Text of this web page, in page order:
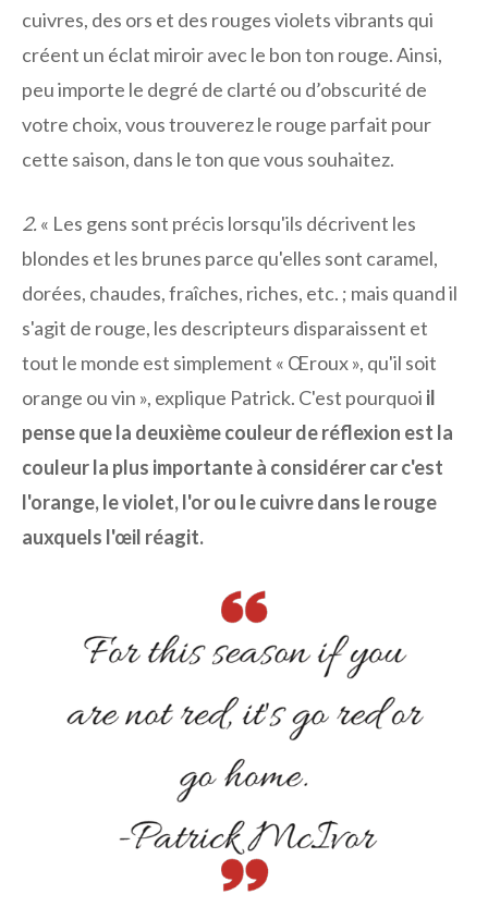
cuivres, des ors et des rouges violets vibrants qui
créent un éclat miroir avec le bon ton rouge. Ainsi,
peu importe le degré de clarté ou d’obscurité de
votre choix, vous trouverez le rouge parfait pour
cette saison, dans le ton que vous souhaitez.
2.« Les gens sont précis lorsqu'ils décrivent les
blondes et les brunes parce qu'elles sont caramel,
dorées, chaudes, fraîches, riches, etc. ; mais quand il
s'agit de rouge, les descripteurs disparaissent et
tout le monde est simplement « Œroux », qu'il soit
orange ou vin », explique Patrick. C'est pourquoi il
pense que la deuxième couleur de réflexion est la
couleur la plus importante à considérer car c'est
l'orange, le violet, l'or ou le cuivre dans le rouge
auxquels l'œil réagit.